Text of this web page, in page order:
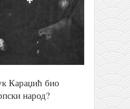
Караџић био
народ?